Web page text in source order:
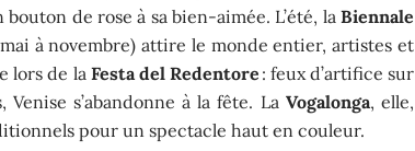
de rose à sa bien-aimée. L’été, la Biennale
à novembre) attire le monde entier, artistes et
lors de la Festa del Redentore : feux d’artifice sur
s’abandonne à la fête. La Vogalonga, elle,
pour un spectacle haut en couleur.